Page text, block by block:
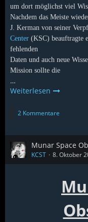
um dort möglichst viel
Nachdem das Meiste
J. Kerman von seiner
Center (KSC) beauftragte
fehlenden
Daten und auch neue
Mission sollte die
…
Weiterlesen
2 Kommentare
Munar Space
KCST 8. Oktober